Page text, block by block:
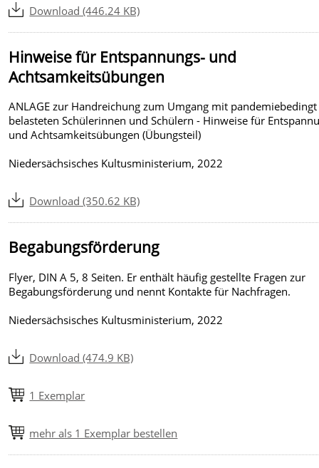
Download (446.24 KB)
Hinweise für Entspannungs- und
Achtsamkeitsübungen
ANLAGE zur Handreichung zum Umgang mit pandemiebedingt
belasteten Schülerinnen und Schülern - Hinweise für
und Achtsamkeitsübungen (Übungsteil)
Niedersächsisches Kultusministerium, 2022
Download (350.62 KB)
Begabungsförderung
Flyer, DIN A 5, 8 Seiten. Er enthält häufig gestellte Fragen zur
Begabungsförderung und nennt Kontakte für Nachfragen.
Niedersächsisches Kultusministerium, 2022
Download (474.9 KB)
1 Exemplar
mehr als 1 Exemplar bestellen